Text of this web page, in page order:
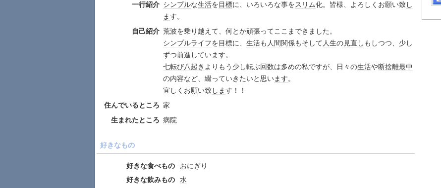
一行紹介 シンプルな生活を目標に、いろいろな事をスリム化。皆様、よろしくお願い致し
ます。
自己紹介 荒波を乗り越えて、何とか頑張ってここまできました。
シンプルライフを目標に、 生活も 人間関係もそして人生の見直し もしつつ、少し
ずつ前進 しています。
七転び八起き よりもう少し転ぶ回数は多めの私ですが、日々の生活や断捨離最中
の内容など、綴っていきたいと思います。
宜しくお願い致します！！
住んでいるところ 家
生まれたところ 病院
好きなもの
好きな食べもの
おにぎり
好きな飲みもの
水